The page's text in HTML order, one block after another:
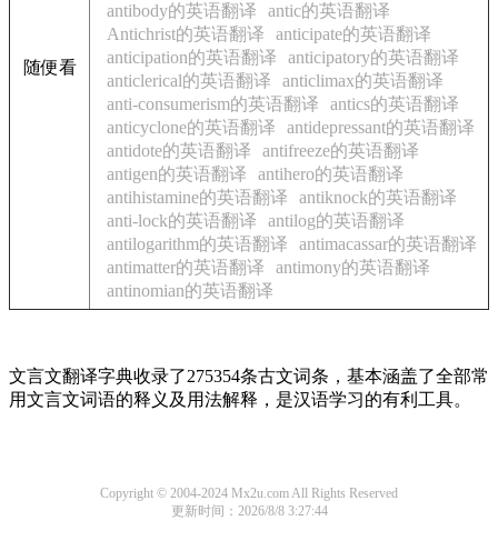
随便看
antibody的英语翻译
antic的英语翻译
Antichrist的英语翻译
anticipate的英语翻译
anticipation的英语翻译
anticipatory的英语翻译
anticlerical的英语翻译
anticlimax的英语翻译
anti-consumerism的英语翻译
antics的英语翻译
anticyclone的英语翻译
antidepressant的英语翻译
antidote的英语翻译
antifreeze的英语翻译
antigen的英语翻译
antihero的英语翻译
antihistamine的英语翻译
antiknock的英语翻译
anti-lock的英语翻译
antilog的英语翻译
antilogarithm的英语翻译
antimacassar的英语翻译
antimatter的英语翻译
antimony的英语翻译
antinomian的英语翻译
文言文翻译字典收录了275354条古文词条，基本涵盖了全部常
用文言文词语的释义及用法解释，是汉语学习的有利工具。
Copyright © 2004-2024 Mx2u.com All Rights Reserved
更新时间：2026/8/8 3:27:44